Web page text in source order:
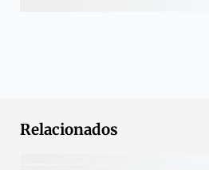
Relacionados